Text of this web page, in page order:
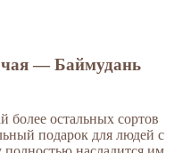
чая — Баймудань
более остальных сортов
подарок для людей с